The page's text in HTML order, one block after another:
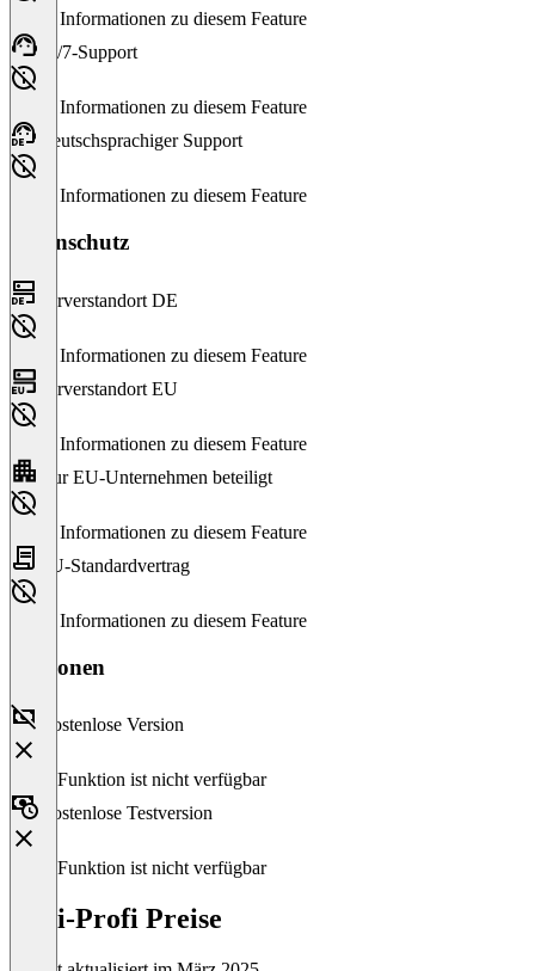
Keine Informationen zu diesem Feature
24/7-Support
Keine Informationen zu diesem Feature
Deutschsprachiger Support
Keine Informationen zu diesem Feature
Datenschutz
Serverstandort DE
Keine Informationen zu diesem Feature
Serverstandort EU
Keine Informationen zu diesem Feature
Nur EU-Unternehmen beteiligt
Keine Informationen zu diesem Feature
EU-Standardvertrag
Keine Informationen zu diesem Feature
Versionen
Kostenlose Version
Diese Funktion ist nicht verfügbar
Kostenlose Testversion
Diese Funktion ist nicht verfügbar
FaSi-Profi Preise